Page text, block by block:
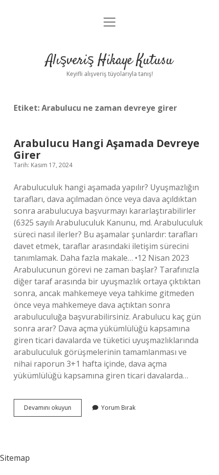
Anasayfa
Yasal Uyarı
menüyü
Alışveriş Hikaye Kutusu
Keyifli alışveriş tüyolarıyla tanış!
Etiket:Arabulucu ne zaman devreye girer
Arabulucu Hangi Aşamada Devreye
Girer
Tarih: Kasım 17, 2024
Arabuluculuk hangi aşamada yapılır? Uyuşmazlığın
tarafları, dava açılmadan önce veya dava açıldıktan
sonra arabulucuya başvurmayı kararlaştırabilirler
(6325 sayılı Arabuluculuk Kanunu, md. Arabuluculuk
süreci nasıl ilerler? Bu aşamalar şunlardır: tarafları
davet etmek, taraflar arasındaki iletişim sürecini
tanımlamak. Daha fazla makale… •12 Nisan 2023
Arabulucunun görevi ne zaman başlar? Tarafınızla
diğer taraf arasında bir uyuşmazlık ortaya çıktıktan
sonra, ancak mahkemeye veya tahkime gitmeden
önce veya mahkemeye dava açtıktan sonra
arabuluculuğa başvurabilirsiniz. Arabulucu kaç gün
sonra arar? Dava açma yükümlülüğü kapsamına
giren ticari davalarda ve tüketici uyuşmazlıklarında
arabuluculuk görüşmelerinin tamamlanması ve
nihai raporun 3+1 hafta içinde, dava açma
yükümlülüğü kapsamına giren ticari davalarda…
Devamını okuyun Arabulucu
Hangi
Yorum Bırak
Sitemap